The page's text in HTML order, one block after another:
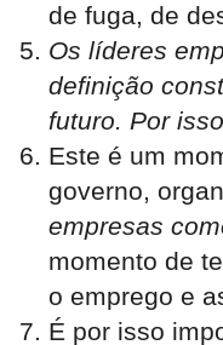
de fuga, de
Os líderes
definição
futuro. Por
Este é um
governo,
empresas
momento de
o emprego e
É por isso